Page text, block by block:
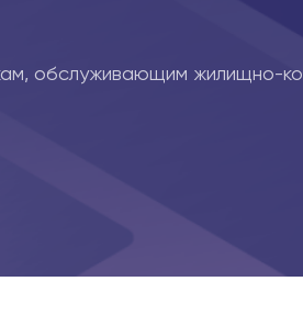
обслуживающим жилищно-